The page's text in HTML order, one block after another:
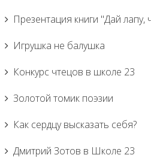
Презентация книги "Дай
Игрушка не балушка
Конкурс чтецов в школе 23
Золотой томик поэзии
Как сердцу высказать себя?
Дмитрий Зотов в Школе 23